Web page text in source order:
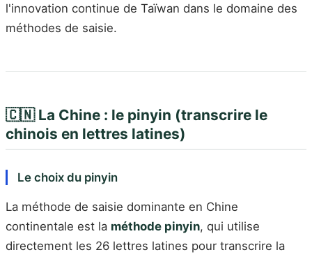
l'innovation continue de Taïwan dans le domaine des
méthodes de saisie.
🇨🇳 La Chine : le pinyin (transcrire le
chinois en lettres latines)
Le choix du pinyin
La méthode de saisie dominante en Chine
continentale est la méthode pinyin, qui utilise
directement les 26 lettres latines pour transcrire la